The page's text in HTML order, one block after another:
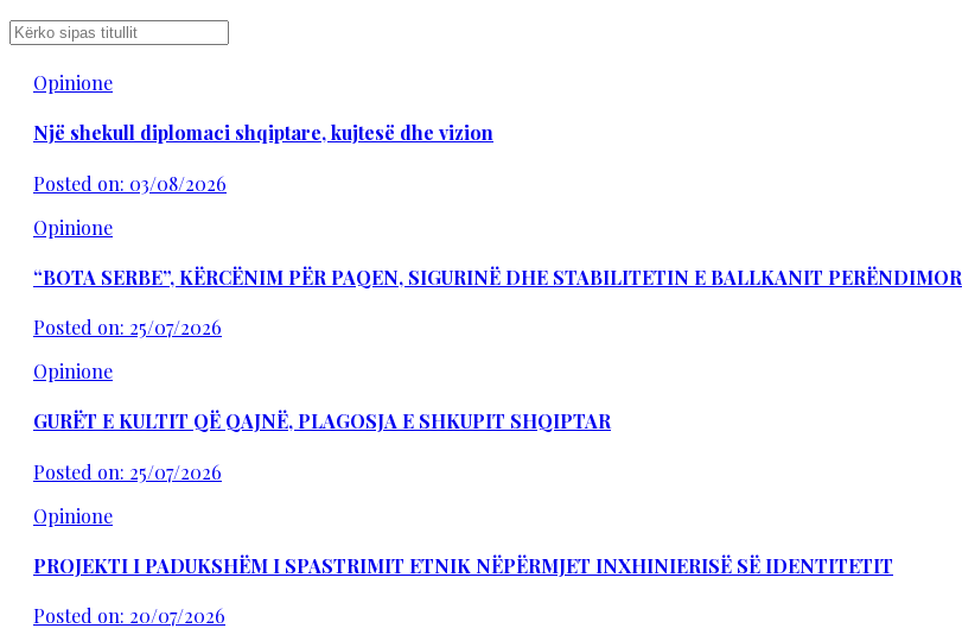
Opinione
Një shekull diplomaci shqiptare, kujtesë dhe vizion
Posted on: 03/08/2026
Opinione
“BOTA SERBE”, KËRCËNIM PËR PAQEN, SIGURINË DHE STABILITETIN E BALLKANIT PERËNDIMOR
Posted on: 25/07/2026
Opinione
GURËT E KULTIT QË QAJNË, PLAGOSJA E SHKUPIT SHQIPTAR
Posted on: 25/07/2026
Opinione
PROJEKTI I PADUKSHËM I SPASTRIMIT ETNIK NËPËRMJET INXHINIERISË SË IDENTITETIT
Posted on: 20/07/2026